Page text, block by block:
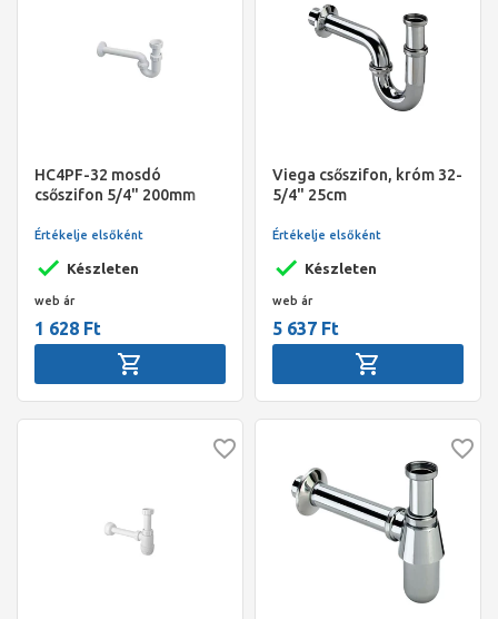
HC4PF-32 mosdó
csőszifon 5/4" 200mm
Készleten
Értékelje elsőként
web ár
1 628 Ft
Viega csőszifon, króm 32-
5/4" 25cm
Készleten
Értékelje elsőként
web ár
5 637 Ft